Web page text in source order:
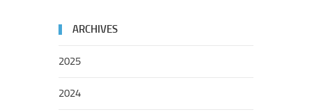
ARCHIVES
2025
2024